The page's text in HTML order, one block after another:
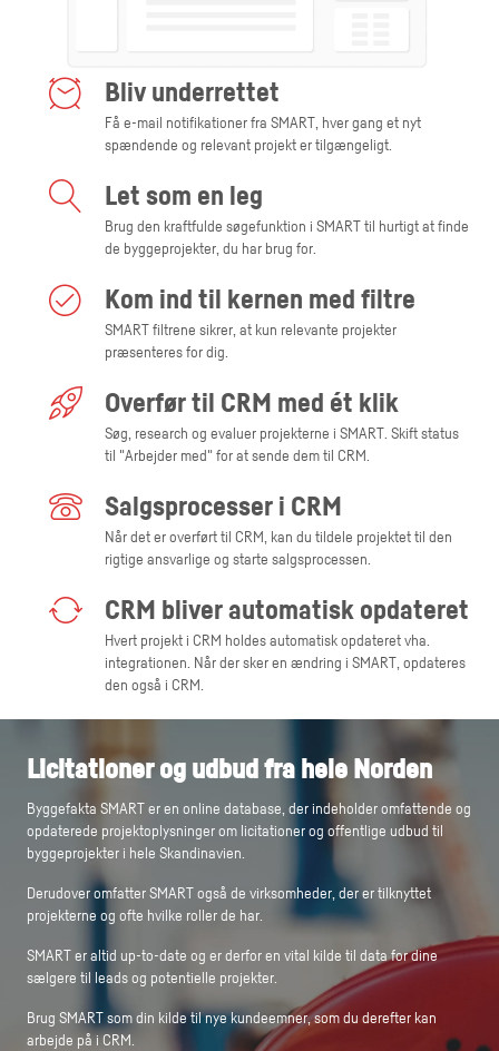
Bliv underrettet
Få e-mail notifikationer fra SMART, hver gang et nyt
spændende og relevant projekt er tilgængeligt.
Let som en leg
Brug den kraftfulde søgefunktion i SMART til hurtigt at finde
de byggeprojekter, du har brug for.
Kom ind til kernen med filtre
SMART filtrene sikrer, at kun relevante projekter
præsenteres for dig.
Overfør til CRM med ét klik
Søg, research og evaluer projekterne i SMART. Skift status
til "Arbejder med" for at sende dem til CRM.
Salgsprocesser i CRM
Når det er overført til CRM, kan du tildele projektet til den
rigtige ansvarlige og starte salgsprocessen.
CRM bliver automatisk opdateret
Hvert projekt i CRM holdes automatisk opdateret vha.
integrationen. Når der sker en ændring i SMART, opdateres
den også i CRM.
Licitationer og udbud fra hele Norden
Byggefakta SMART er en online database, der indeholder omfattende og
opdaterede projektoplysninger om licitationer og offentlige udbud til
byggeprojekter i hele Skandinavien.
Derudover omfatter SMART også de virksomheder, der er tilknyttet
projekterne og ofte hvilke roller de har.
SMART er altid up-to-date og er derfor en vital kilde til data for dine
sælgere til leads og potentielle projekter.
Brug SMART som din kilde til nye kundeemner, som du derefter kan
arbejde på i CRM.